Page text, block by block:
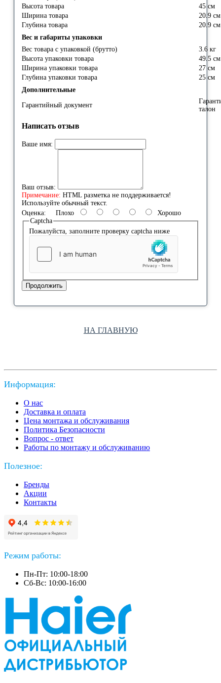
Высота товара
45 см
Ширина товара
20.9 см
Глубина товара
20.9 см
Вес и габариты упаковки
Вес товара с упаковкой (брутто)
3.6 кг
Высота упаковки товара
49.5 см
Ширина упаковки товара
27 см
Глубина упаковки товара
25 см
Дополнительные
Гарантийный документ
талон
Написать отзыв
Ваше имя:
Ваш отзыв:
Примечание: HTML разметка не поддерживается!
Используйте обычный текст.
Оценка: Плохо
Хорошо
Captcha
Пожалуйста, заполните проверку captcha ниже
Продолжить
НА ГЛАВНУЮ
Информация:
О нас
Доставка и оплата
Цена монтажа и обслуживания
Политика Безопасности
Вопрос - ответ
Работы по монтажу и обслуживанию
Полезное:
Бренды
Акции
Контакты
Режим работы:
Пн-Пт: 10:00-18:00
Сб-Вс: 10:00-16:00